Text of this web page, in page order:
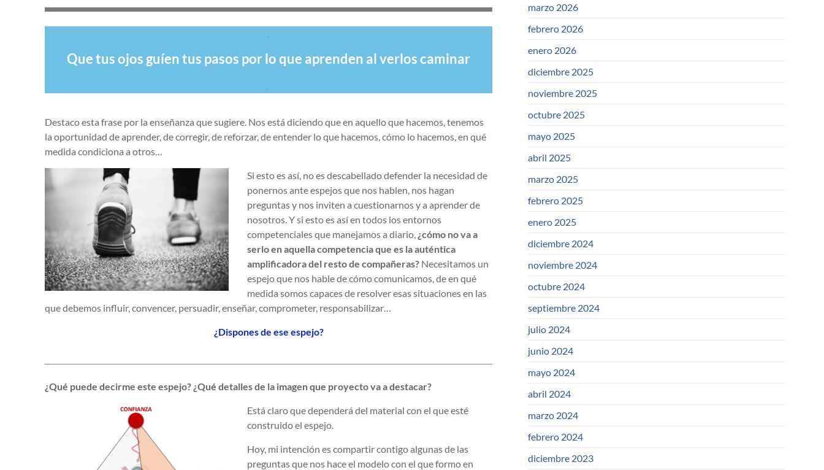
Que tus ojos guíen tus pasos por lo que aprenden al verlos caminar
Destaco esta frase por la enseñanza que sugiere. Nos está diciendo que en aquello que hacemos, tenemos
la oportunidad de aprender, de corregir, de reforzar, de entender lo que hacemos, cómo lo hacemos, en qué
medida condiciona a otros…
Si esto es así, no es descabellado defender la necesidad de
ponernos ante espejos que nos hablen, nos hagan
preguntas y nos inviten a cuestionarnos y a aprender de
nosotros. Y si esto es así en todos los entornos
competenciales que manejamos a diario, ¿cómo no va a
serlo en aquella competencia que es la auténtica
amplificadora del resto de compañeras? Necesitamos un
espejo que nos hable de cómo comunicamos, de en qué
medida somos capaces de resolver esas situaciones en las
que debemos influir, convencer, persuadir, enseñar, comprometer, responsabilizar…
¿Dispones de ese espejo?
¿Qué puede decirme este espejo? ¿Qué detalles de la imagen que proyecto va a destacar?
Está claro que dependerá del material con el que esté
construido el espejo.
Hoy, mi intención es compartir contigo algunas de las
preguntas que nos hace el modelo con el que formo en
marzo 2026
febrero 2026
enero 2026
diciembre 2025
noviembre 2025
octubre 2025
mayo 2025
abril 2025
marzo 2025
febrero 2025
enero 2025
diciembre 2024
noviembre 2024
octubre 2024
septiembre 2024
julio 2024
junio 2024
mayo 2024
abril 2024
marzo 2024
febrero 2024
diciembre 2023